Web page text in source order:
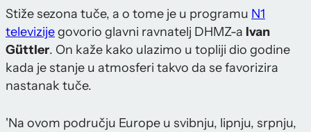
Stiže sezona tuče, a o tome je u programu N1
televizijegovorio glavni ravnatelj DHMZ-a Ivan
Güttler. On kaže kako ulazimo u topliji dio godine
kada je stanje u atmosferi takvo da se favorizira
nastanak tuče.
'Na ovom području Europe u svibnju, lipnju, srpnju,